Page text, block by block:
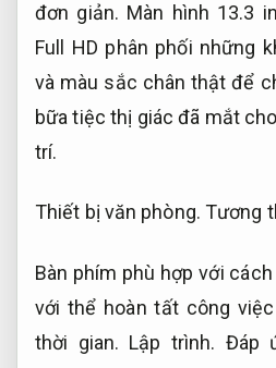
đơn giản. Màn hình 13.3
Full HD phân phối những
và màu sắc chân thật để
bữa tiệc thị giác đã mắt
trí.
Thiết bị văn phòng. Tương
Bàn phím phù hợp với
với thể hoàn tất công
thời gian. Lập trình. Đáp